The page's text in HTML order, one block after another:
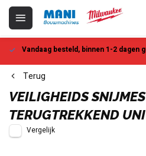
Vandaag besteld, binnen 1-2 dagen
Terug
VEILIGHEIDS
TERUGTREKKEND
Vergelijk